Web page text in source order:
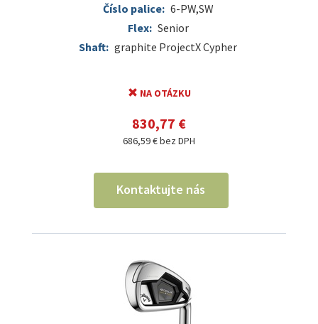
Číslo palice: 6-PW,SW
Flex: Senior
Shaft: graphite ProjectX Cypher
NA OTÁZKU
830,77 €
686,59 € bez DPH
Kontaktujte nás